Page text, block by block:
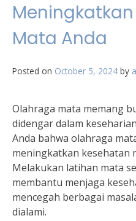
Mata Anda
Posted on October 5, 2024 by
Olahraga mata memang
didengar dalam
Anda bahwa olahraga
meningkatkan kesehatan
Melakukan latihan mata
membantu menjaga
mencegah berbagai
dialami.